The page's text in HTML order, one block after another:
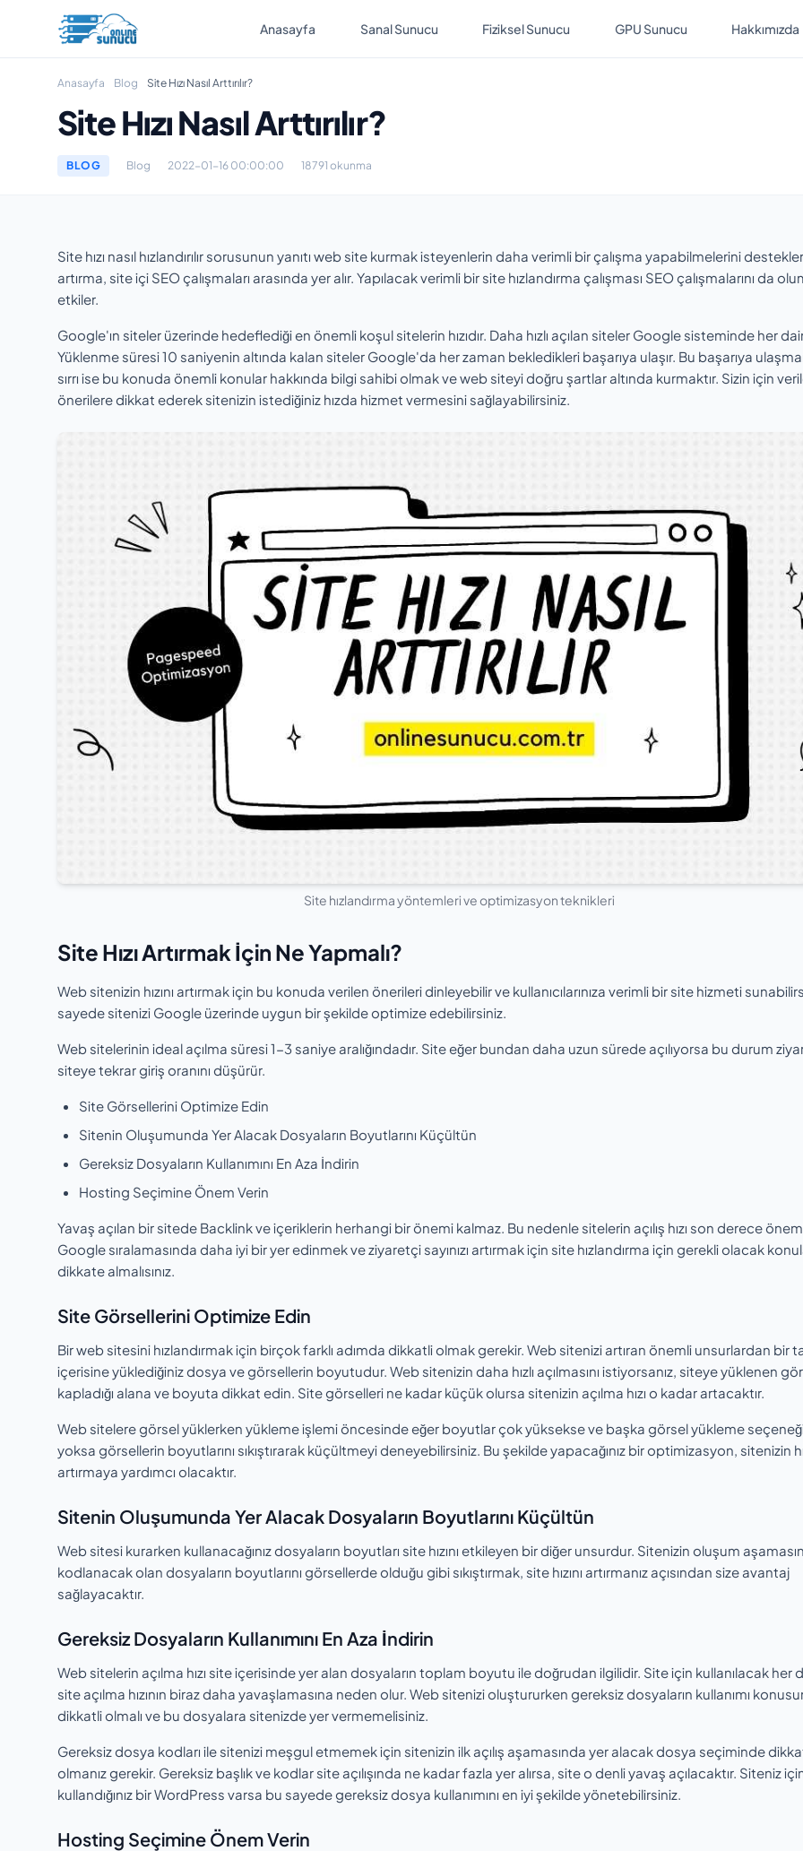
Anasayfa Sanal Sunucu Fiziksel Sunucu GPU Sunucu Hakkımızda
Anasayfa Blog Site Hızı Nasıl Arttırılır?
Site Hızı Nasıl Arttırılır?
BLOG Blog 2022-01-16 00:00:00 18791 okunma
Site hızı nasıl hızlandırılır sorusunun yanıtı web site kurmak isteyenlerin daha verimli bir çalışma yapabilmelerini destekler.
artırma, site içi SEO çalışmaları arasında yer alır. Yapılacak verimli bir site hızlandırma çalışması SEO çalışmalarını da
etkiler.
Google'ın siteler üzerinde hedeflediği en önemli koşul sitelerin hızıdır. Daha hızlı açılan siteler Google sisteminde her
Yüklenme süresi 10 saniyenin altında kalan siteler Google'da her zaman bekledikleri başarıya ulaşır. Bu başarıya
sırrı ise bu konuda önemli konular hakkında bilgi sahibi olmak ve web siteyi doğru şartlar altında kurmaktır. Sizin için
önerilere dikkat ederek sitenizin istediğiniz hızda hizmet vermesini sağlayabilirsiniz.
Site hızlandırma yöntemleri ve optimizasyon teknikleri
Site Hızı Artırmak İçin Ne Yapmalı?
Web sitenizin hızını artırmak için bu konuda verilen önerileri dinleyebilir ve kullanıcılarınıza verimli bir site hizmeti
sayede sitenizi Google üzerinde uygun bir şekilde optimize edebilirsiniz.
Web sitelerinin ideal açılma süresi 1-3 saniye aralığındadır. Site eğer bundan daha uzun sürede açılıyorsa bu durum
siteye tekrar giriş oranını düşürür.
Site Görsellerini Optimize Edin
Sitenin Oluşumunda Yer Alacak Dosyaların Boyutlarını Küçültün
Gereksiz Dosyaların Kullanımını En Aza İndirin
Hosting Seçimine Önem Verin
Yavaş açılan bir sitede Backlink ve içeriklerin herhangi bir önemi kalmaz. Bu nedenle sitelerin açılış hızı son derece
Google sıralamasında daha iyi bir yer edinmek ve ziyaretçi sayınızı artırmak için site hızlandırma için gerekli olacak
dikkate almalısınız.
Site Görsellerini Optimize Edin
Bir web sitesini hızlandırmak için birçok farklı adımda dikkatli olmak gerekir. Web sitenizi artıran önemli unsurlardan bir
içerisine yüklediğiniz dosya ve görsellerin boyutudur. Web sitenizin daha hızlı açılmasını istiyorsanız, siteye yüklenen
kapladığı alana ve boyuta dikkat edin. Site görselleri ne kadar küçük olursa sitenizin açılma hızı o kadar artacaktır.
Web sitelere görsel yüklerken yükleme işlemi öncesinde eğer boyutlar çok yüksekse ve başka görsel yükleme
yoksa görsellerin boyutlarını sıkıştırarak küçültmeyi deneyebilirsiniz. Bu şekilde yapacağınız bir optimizasyon, sitenizin
artırmaya yardımcı olacaktır.
Sitenin Oluşumunda Yer Alacak Dosyaların Boyutlarını Küçültün
Web sitesi kurarken kullanacağınız dosyaların boyutları site hızını etkileyen bir diğer unsurdur. Sitenizin oluşum
kodlanacak olan dosyaların boyutlarını görsellerde olduğu gibi sıkıştırmak, site hızını artırmanız açısından size avantaj
sağlayacaktır.
Gereksiz Dosyaların Kullanımını En Aza İndirin
Web sitelerin açılma hızı site içerisinde yer alan dosyaların toplam boyutu ile doğrudan ilgilidir. Site için kullanılacak her
site açılma hızının biraz daha yavaşlamasına neden olur. Web sitenizi oluştururken gereksiz dosyaların kullanımı
dikkatli olmalı ve bu dosyalara sitenizde yer vermemelisiniz.
Gereksiz dosya kodları ile sitenizi meşgul etmemek için sitenizin ilk açılış aşamasında yer alacak dosya seçiminde
olmanız gerekir. Gereksiz başlık ve kodlar site açılışında ne kadar fazla yer alırsa, site o denli yavaş açılacaktır. Siteniz
kullandığınız bir WordPress varsa bu sayede gereksiz dosya kullanımını en iyi şekilde yönetebilirsiniz.
Hosting Seçimine Önem Verin